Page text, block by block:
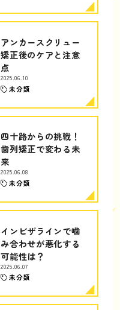
アンカースクリュー
矯正後のケアと注意
点
2025.06.10
未分類
四十路からの挑戦！
歯列矯正で変わる未
来
2025.06.08
未分類
インビザラインで噛
み合わせが悪化する
可能性は？
2025.06.07
未分類